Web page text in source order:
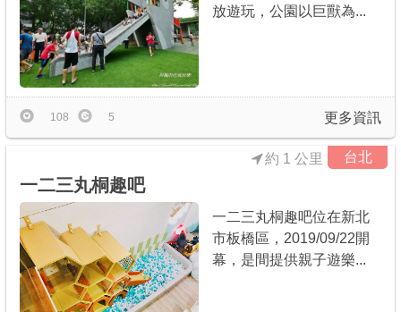
放遊玩，公園以巨獸為...
更多資訊
108 5
台北
一二三丸桐趣吧
約 1 公里
一二三丸桐趣吧位在新北
市板橋區，2019/09/22開
幕，是間提供親子遊樂...